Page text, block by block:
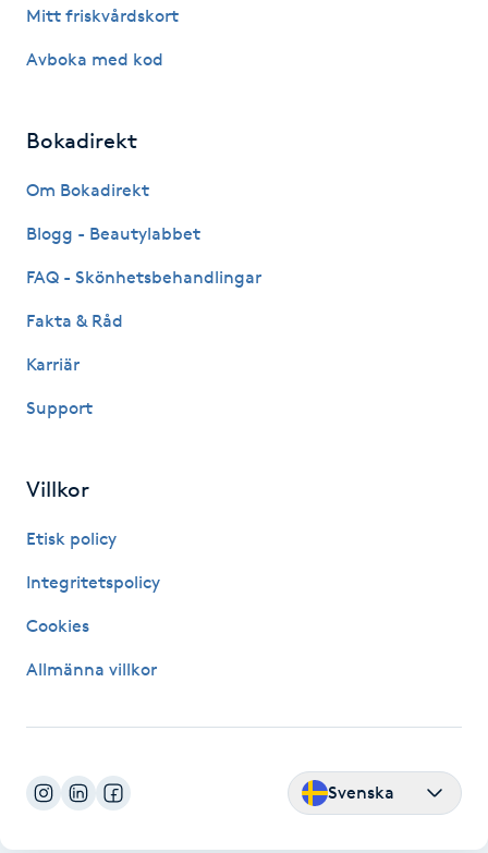
Kiropraktik
Klippning
Klippning ungdom
Koppningsmassage
Kroppspeeling
Käkledsbehandling
Laserbehandling
Lashlift Keratin
Mitt friskvårdskort
Avboka med kod
Bokadirekt
Om Bokadirekt
Blogg - Beautylabbet
FAQ - Skönhetsbehandlingar
Fakta & Råd
Karriär
Support
Villkor
Etisk policy
Integritetspolicy
Cookies
Allmänna villkor
Svenska